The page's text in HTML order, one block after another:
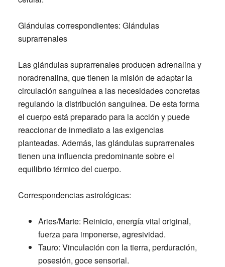
Glándulas correspondientes: Glándulas
suprarrenales
Las glándulas suprarrenales producen adrenalina y
noradrenalina, que tienen la misión de adaptar la
circulación sanguínea a las necesidades concretas
regulando la distribución sanguínea. De esta forma
el cuerpo está preparado para la acción y puede
reaccionar de inmediato a las exigencias
planteadas. Además, las glándulas suprarrenales
tienen una influencia predominante sobre el
equilibrio térmico del cuerpo.
Correspondencias astrológicas:
Aries/Marte: Reinicio, energía vital original,
fuerza para imponerse, agresividad.
Tauro: Vinculación con la tierra, perduración,
posesión, goce sensorial.